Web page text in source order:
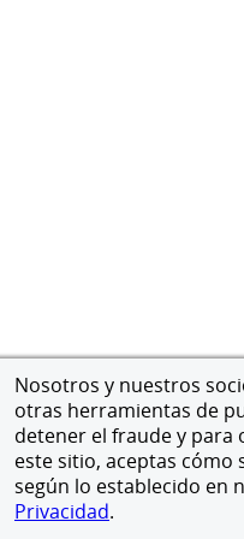
Nosotros y nuestros
otras herramientas de
detener el fraude y
este sitio, aceptas cómo
según lo establecido en
Privacidad.